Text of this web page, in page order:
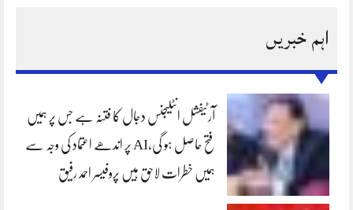
اہم خبریں
آرٹیفشل انٹلیجنس دجال کا فتنہ ہے جس پر ہمیں
فتح حاصل ہو گی،AI پر اندھے اعتماد کی وجہ سے
ہمیں خطرات لاحق ہیں پروفیسر احمد رفیق